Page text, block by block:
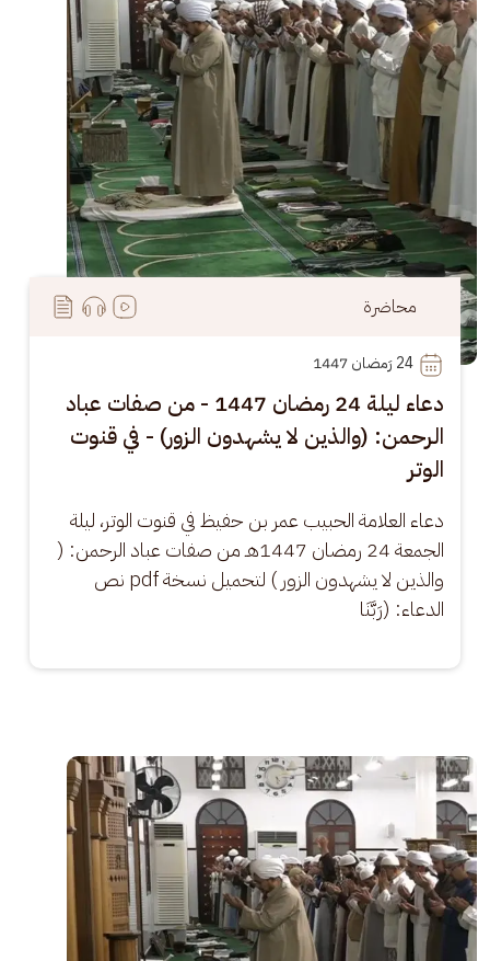
محاضرة
24
دعاء ليلة 24 رمضان 1447 - من صفات عباد
الرحمن: (والذين لا يشهدون الزور) - في قنوت
الوتر
دعاء العلامة الحبيب عمر بن حفيظ في قنوت الوتر، ليلة
الجمعة 24 رمضان 1447هـ من صفات عباد الرحمن: (
والذين لا يشهدون الزور ) لتحميل نسخة pdf نص
الدعاء: (رَبَّنَا
الصورة